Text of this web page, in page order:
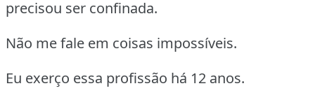
precisou ser confinada.
Não me fale em coisas impossíveis.
Eu exerço essa profissão há 12 anos.